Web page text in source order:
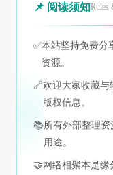
📌 阅读须知Rules
✅本站坚持免费分
资源。
🔗欢迎大家收藏与
版权信息。
📚所有外部整理
用途。
🤝 网络相聚本是缘